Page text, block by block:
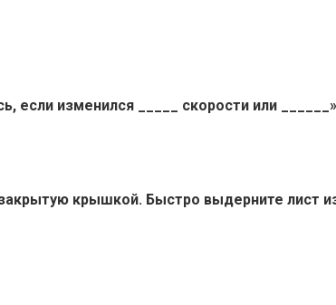
если изменился _____ скорости или
крышкой. Быстро выдерните лист